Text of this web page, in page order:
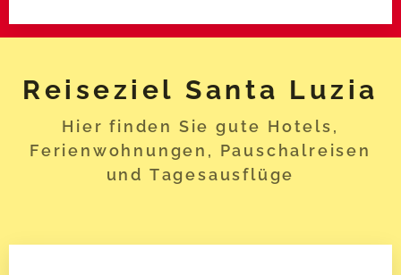
Reiseziel Santa Luzia
Hier finden Sie gute Hotels,
Ferienwohnungen, Pauschalreisen
und Tagesausflüge